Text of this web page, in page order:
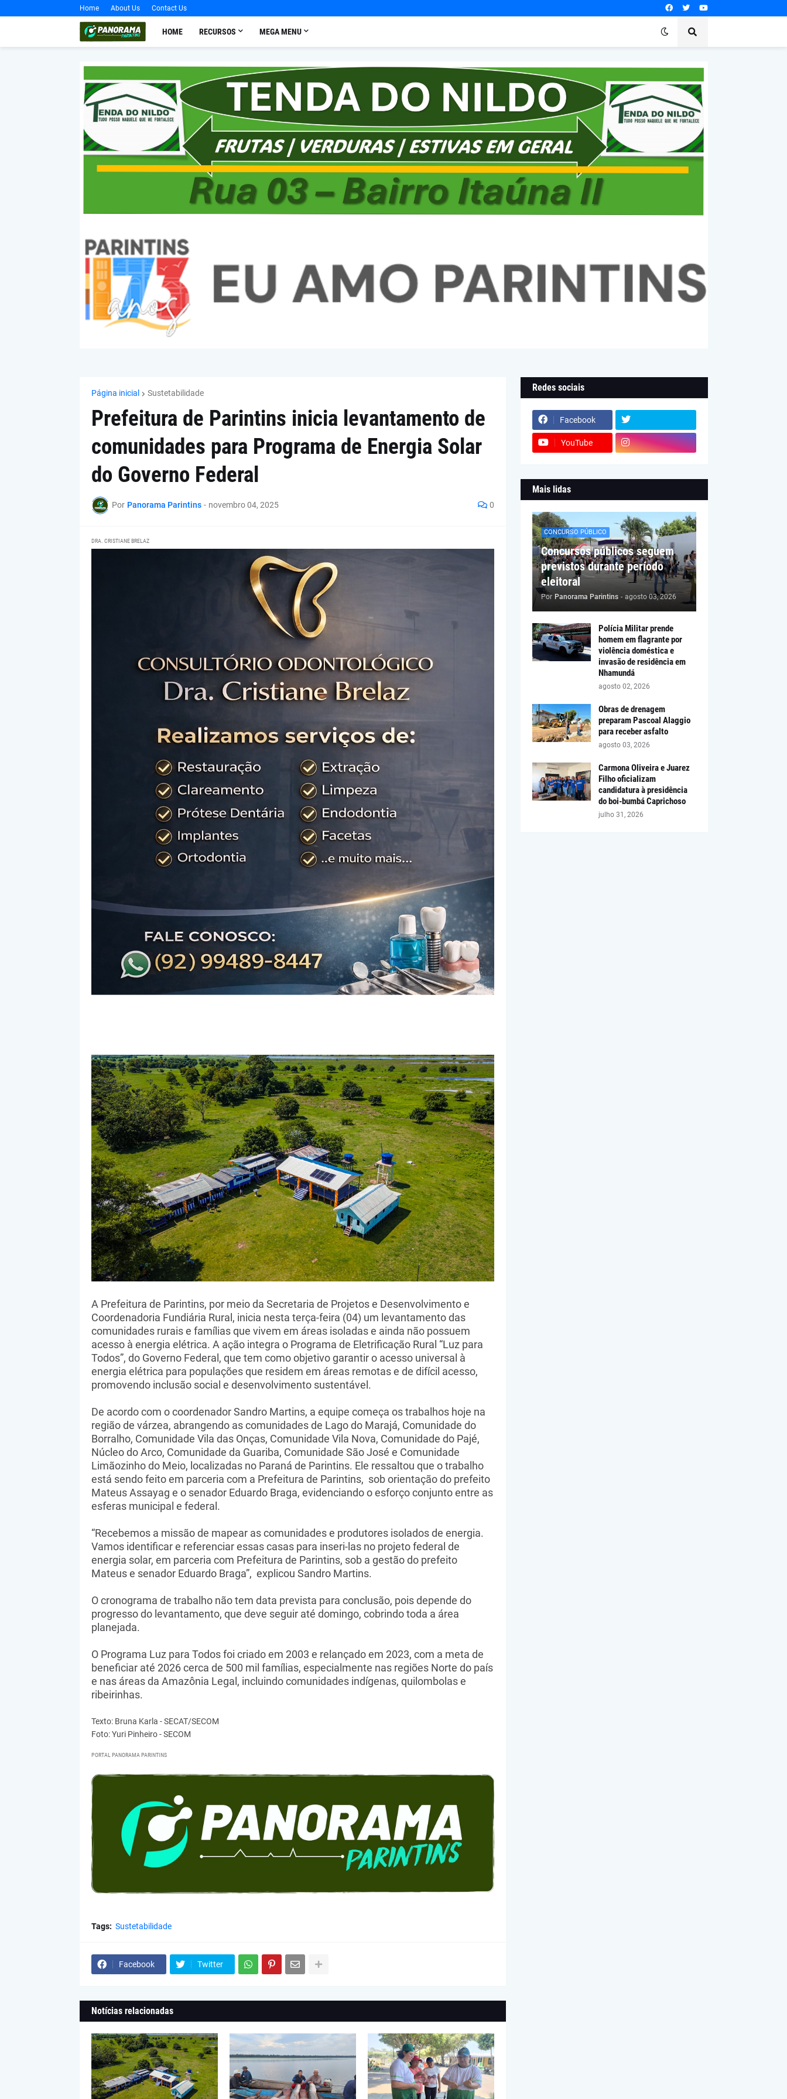
Home About Us Contact Us
HOME RECURSOS MEGA MENU
Página inicial Sustetabilidade
Prefeitura de Parintins inicia levantamento de
comunidades para Programa de Energia Solar
do Governo Federal
Por Panorama Parintins - novembro 04, 2025 0
DRA. CRISTIANE BRELAZ
A Prefeitura de Parintins, por meio da Secretaria de Projetos e Desenvolvimento e
Coordenadoria Fundiária Rural, inicia nesta terça-feira (04) um levantamento das
comunidades rurais e famílias que vivem em áreas isoladas e ainda não possuem
acesso à energia elétrica. A ação integra o Programa de Eletrificação Rural “Luz para
Todos”, do Governo Federal, que tem como objetivo garantir o acesso universal à
energia elétrica para populações que residem em áreas remotas e de difícil acesso,
promovendo inclusão social e desenvolvimento sustentável.
De acordo com o coordenador Sandro Martins, a equipe começa os trabalhos hoje na
região de várzea, abrangendo as comunidades de Lago do Marajá, Comunidade do
Borralho, Comunidade Vila das Onças, Comunidade Vila Nova, Comunidade do Pajé,
Núcleo do Arco, Comunidade da Guariba, Comunidade São José e Comunidade
Limãozinho do Meio, localizadas no Paraná de Parintins. Ele ressaltou que o trabalho
está sendo feito em parceria com a Prefeitura de Parintins, sob orientação do prefeito
Mateus Assayag e o senador Eduardo Braga, evidenciando o esforço conjunto entre as
esferas municipal e federal.
“Recebemos a missão de mapear as comunidades e produtores isolados de energia.
Vamos identificar e referenciar essas casas para inseri-las no projeto federal de
energia solar, em parceria com Prefeitura de Parintins, sob a gestão do prefeito
Mateus e senador Eduardo Braga”, explicou Sandro Martins.
O cronograma de trabalho não tem data prevista para conclusão, pois depende do
progresso do levantamento, que deve seguir até domingo, cobrindo toda a área
planejada.
O Programa Luz para Todos foi criado em 2003 e relançado em 2023, com a meta de
beneficiar até 2026 cerca de 500 mil famílias, especialmente nas regiões Norte do país
e nas áreas da Amazônia Legal, incluindo comunidades indígenas, quilombolas e
ribeirinhas.
Texto: Bruna Karla - SECAT/SECOM
Foto: Yuri Pinheiro - SECOM
PORTAL PANORAMA PARINTINS
Tags: Sustetabilidade
Facebook Twitter
Notícias relacionadas
Redes sociais
Facebook
YouTube
Mais lidas
CONCURSO PÚBLICO
Concursos públicos seguem
previstos durante período
eleitoral
Por Panorama Parintins - agosto 03, 2026
Polícia Militar prende
homem em flagrante por
violência doméstica e
invasão de residência em
Nhamundá
agosto 02, 2026
Obras de drenagem
preparam Pascoal Alaggio
para receber asfalto
agosto 03, 2026
Carmona Oliveira e Juarez
Filho oficializam
candidatura à presidência
do boi-bumbá Caprichoso
julho 31, 2026